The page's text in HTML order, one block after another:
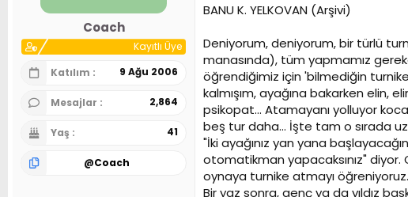
Coach
Kayıtlı Üye
Katılım
9 Ağu 2006
Mesajlar 2,864
Yaş 41
@Coach
BANU K. YELKOVAN (Arşivi)
Deniyorum, deniyorum, bir türlü
manasında), tüm yapmamız
öğrendiğimiz için 'bilmediğin
kalmışım, ayağına bakarken elin,
psikopat... Atamayanı yolluyor
beş tur daha... İşte tam o sırada
"İki ayağınız yan yana
otomatikman yapacaksınız"
oynaya turnike atmayı
Bir yaz sonra, genç ya da yıldız